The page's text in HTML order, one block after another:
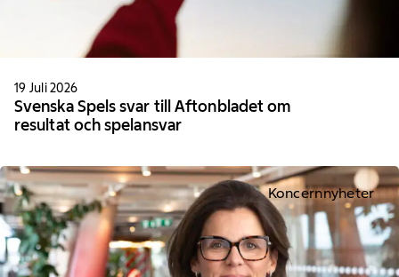
19 Juli 2026
Svenska Spels svar till Aftonbladet om
resultat och spelansvar
Koncernnyheter